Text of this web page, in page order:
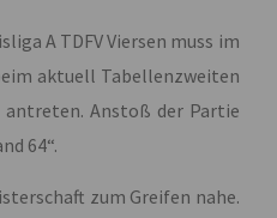
A TDFV Viersen muss im
aktuell Tabellenzweiten
antreten. Anstoß der Partie
64“.
zum Greifen nahe.